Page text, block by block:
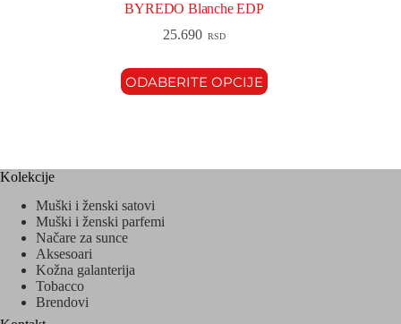
BYREDO Blanche EDP
25.690 RSD
ODABERITE OPCIJE
Kolekcije
Muški i ženski satovi
Muški i ženski parfemi
Načare za sunce
Aksesoari
Kožna galanterija
Tobacco
Brendovi